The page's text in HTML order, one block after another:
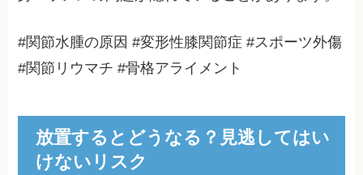
#関節水腫の原因 #変形性膝関節症 #スポーツ外傷
#関節リウマチ #骨格アライメント
放置するとどうなる？見逃してはい
けないリスク